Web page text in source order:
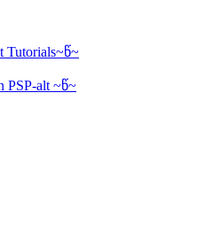
Tutorials~წ~
PSP-alt ~წ~